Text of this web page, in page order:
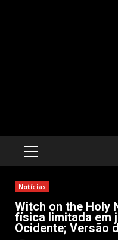
PRIMARY
Notícias
Witch on the Holy
física limitada em
Ocidente; Versão